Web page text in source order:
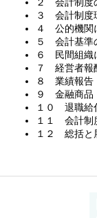
３ 会計制度
４ 公的機関
５ 会計基準
６ 民間組織
７ 経営者報
８ 業績報告
９ 金融商品
１０ 退職給
１１ 会計制
１２ 総括と